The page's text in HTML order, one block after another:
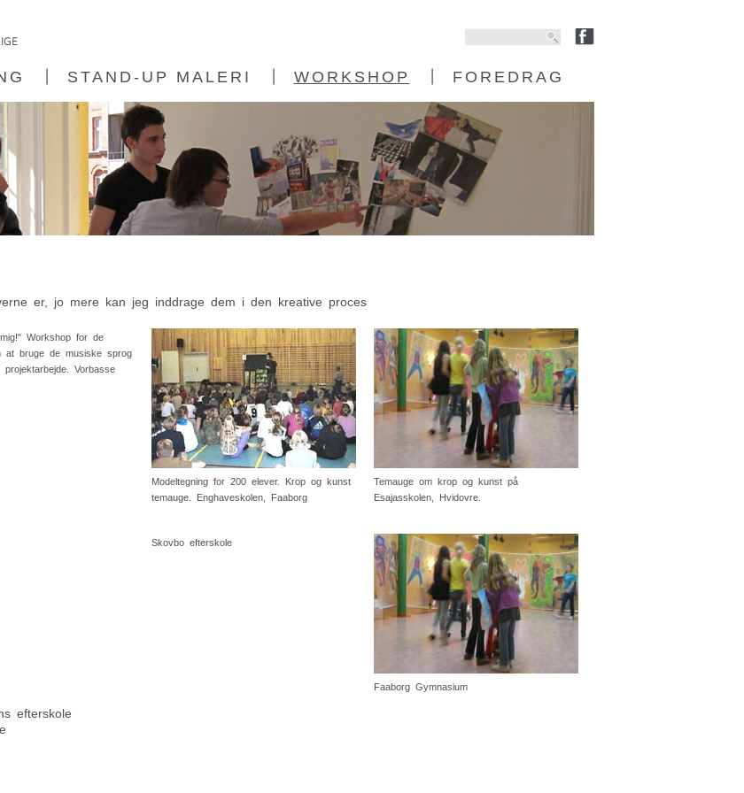
STAND-UP MALERI WORKSHOP FOREDRAG
er, jo mere kan jeg inddrage dem i den kreative proces
Workshop for de
at bruge de musiske sprog
Vorbasse
Modeltegning for 200 elever. Krop og kunst
temauge. Enghaveskolen, Faaborg
Temauge om krop og kunst på
Esajasskolen, Hvidovre.
Skovbo efterskole
Faaborg Gymnasium
efterskole